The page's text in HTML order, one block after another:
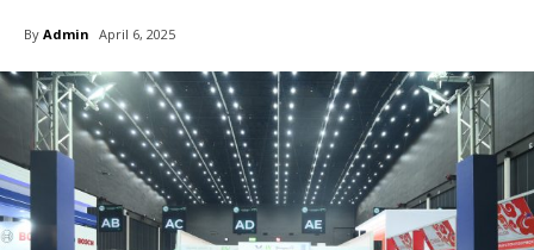
By Admin April 6, 2025